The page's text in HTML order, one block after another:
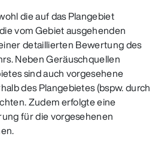
die auf das Plangebiet
vom Gebiet ausgehenden
detaillierten Bewertung des
Neben Geräuschquellen
sind auch vorgesehene
des Plangebietes (bspw. durch
Zudem erfolgte eine
für die vorgesehenen